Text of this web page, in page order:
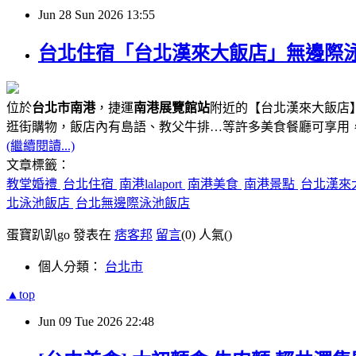
Jun 28 Sun 2026 13:55
台北住宿「台北漢來大飯店」無邊際
位於台北市南港，捷運南港展覽館站附近的【台北漢來大飯
逛街購物，飯店內有島語、教父牛排…等許多美食餐廳可享用
(繼續閱讀...)
文章標籤：
教堂婚禮 台北住宿 南港lalaport 南港美食 南港景點 台北漢
北泳池飯店 台北無邊際泳池飯店
蛋寶趴趴go 發表在 痞客邦 留言(0) 人氣()
個人分類： 台北市
▲top
Jun 09 Tue 2026 22:48